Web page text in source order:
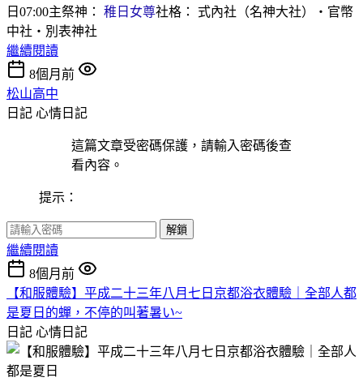
日07:00主祭神： 稚日女尊社格： 式內社（名神大社）・官幣
中社・別表神社
繼續閱讀
8個月前
松山高中
日記 心情日記
這篇文章受密碼保護，請輸入密碼後查
看內容。
提示：
解鎖
繼續閱讀
8個月前
【和服體驗】平成二十三年八月七日京都浴衣體驗｜全部人都
是夏日的蟬，不停的叫著暑い~
日記 心情日記